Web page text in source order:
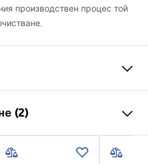
производствен процес той
Стояща
Черни
Подвижна
(2)